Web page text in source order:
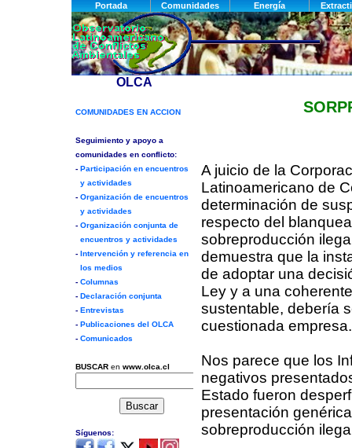
A juicio de la
Latinoamericano de
determinación de
respecto del
sobreproducción
demuestra que la
de adoptar una
Ley y a una
sustentable, debería
cuestionada empresa.
Nos parece que los
negativos
Estado fueron
presentación
sobreproducción